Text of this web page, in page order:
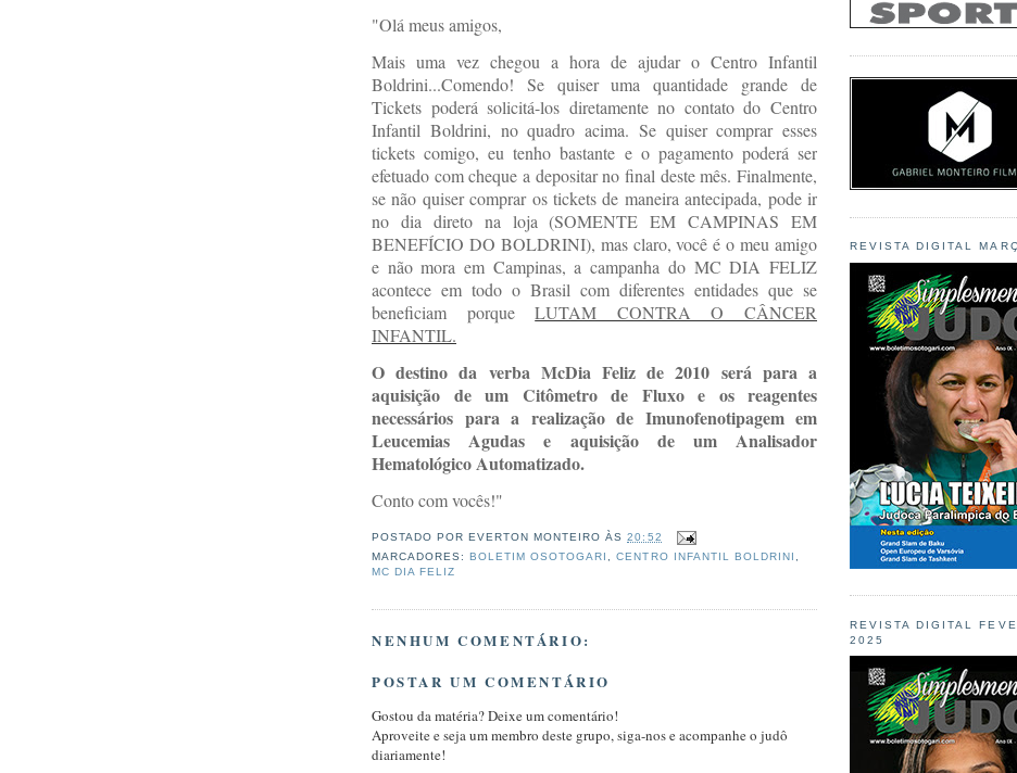
"Olá meus amigos,
Mais uma vez chegou a hora de ajudar o Centro Infantil
Boldrini...Comendo! Se quiser uma quantidade grande de
Tickets poderá solicitá-los diretamente no contato do Centro
Infantil Boldrini, no quadro acima. Se quiser comprar esses
tickets comigo, eu tenho bastante e o pagamento poderá ser
efetuado com cheque a depositar no final deste mês. Finalmente,
se não quiser comprar os tickets de maneira antecipada, pode ir
no dia direto na loja (SOMENTE EM CAMPINAS EM
BENEFÍCIO DO BOLDRINI), mas claro, você é o meu amigo
e não mora em Campinas, a campanha do MC DIA FELIZ
acontece em todo o Brasil com diferentes entidades que se
beneficiam porqueLUTAM CONTRA O CÂNCER
INFANTIL.
O destino da verba McDia Feliz de 2010 será para a
aquisição de um Citômetro de Fluxo e os reagentes
necessários para a realização de Imunofenotipagem em
Leucemias Agudas e aquisição de um Analisador
Hematológico Automatizado.
Conto com vocês!"
POSTADO POREVERTON MONTEIRO ÀS20:52
MARCADORES:BOLETIM OSOTOGARI ,CENTRO INFANTIL BOLDRINI
MC DIA FELIZ
NENHUM COMENTÁRIO:
POSTAR UM COMENTÁRIO
Gostou da matéria? Deixe um comentário!
Aproveite e seja um membro deste grupo, siga-nos e acompanhe o judô
diariamente!
REVISTA DIGITAL
REVISTA DIGITAL
2025